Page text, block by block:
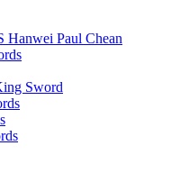
Hanwei Paul Chean
Sword